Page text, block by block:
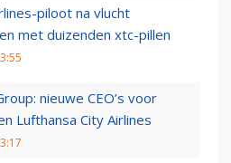
piloot na vlucht
met duizenden xtc-pillen
nieuwe CEO’s voor
Lufthansa City Airlines